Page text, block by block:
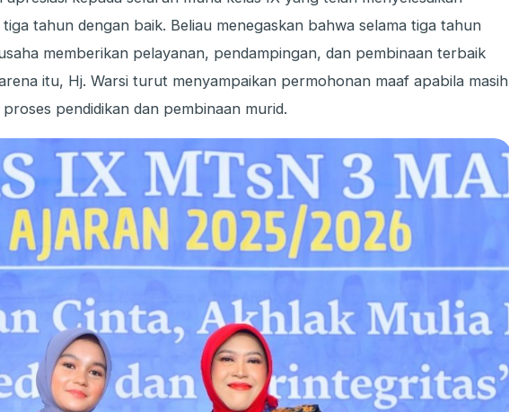
tahun dengan baik. Beliau menegaskan bahwa selama tiga tahun
memberikan pelayanan, pendampingan, dan pembinaan terbaik
itu, Hj. Warsi turut menyampaikan permohonan maaf apabila masih
pendidikan dan pembinaan murid.